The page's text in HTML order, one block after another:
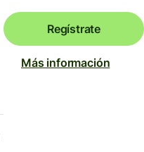
Regístrate
Más información